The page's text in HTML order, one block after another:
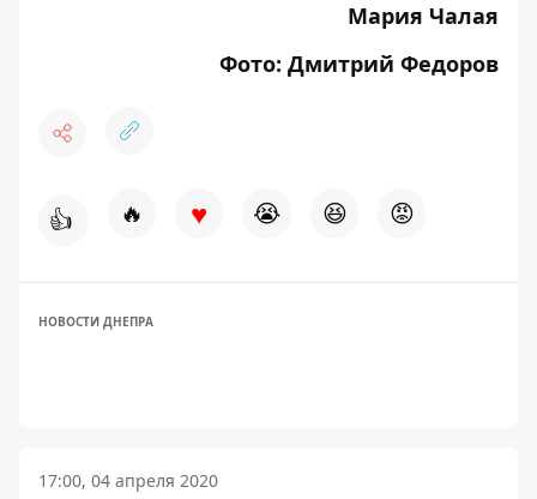
Мария Чалая
Фото: Дмитрий Федоров
👍 🔥 ♥ 😭 😆 😡
НОВОСТИ ДНЕПРА
17:00, 04 апреля 2020